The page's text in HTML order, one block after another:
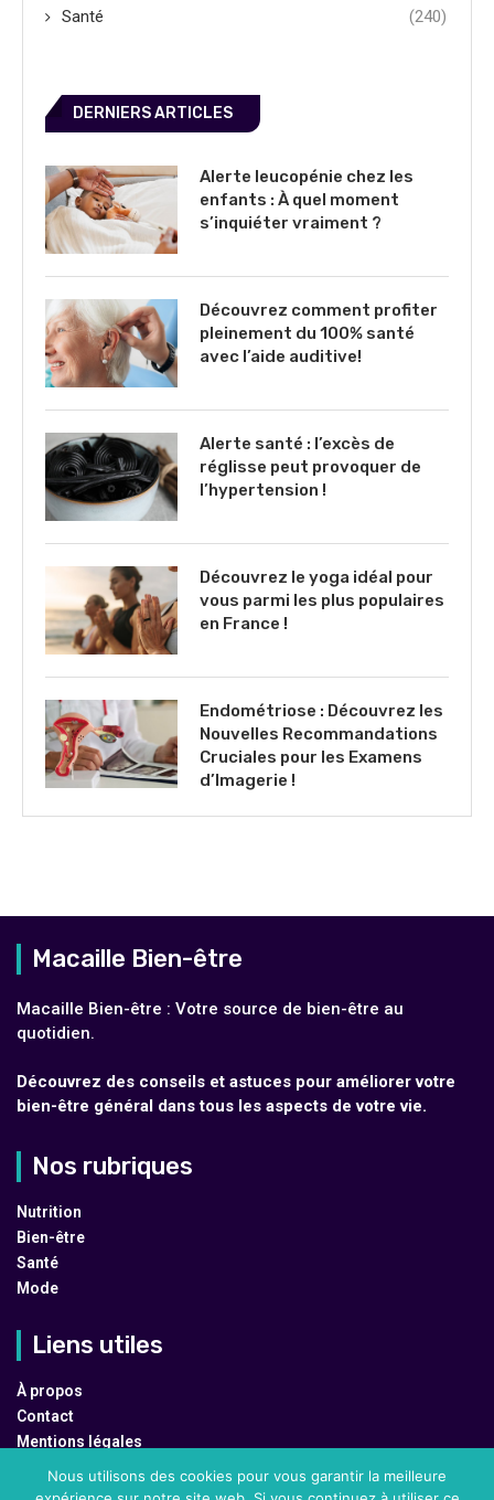
Santé (240)
DERNIERS ARTICLES
Alerte leucopénie chez les
enfants : À quel moment
s’inquiéter vraiment ?
Découvrez comment profiter
pleinement du 100% santé
avec l’aide auditive!
Alerte santé : l’excès de
réglisse peut provoquer de
l’hypertension !
Découvrez le yoga idéal pour
vous parmi les plus populaires
en France !
Endométriose : Découvrez les
Nouvelles Recommandations
Cruciales pour les Examens
d’Imagerie !
Macaille Bien-être
Macaille Bien-être : Votre source de bien-être au
quotidien.
Découvrez des conseils et astuces pour améliorer votre
bien-être général dans tous les aspects de votre vie.
Nos rubriques
Nutrition
Bien-être
Santé
Mode
Liens utiles
À propos
Contact
Mentions légales
Plan du site
Nous utilisons des cookies pour vous garantir la meilleure